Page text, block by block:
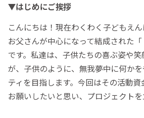
▼はじめにご挨拶
こんにちは！現在わくわく子どもえ
お父さんが中心になって結成された「
です。私達は、子供たちの喜ぶ姿や
が、子供のように、無我夢中に何か
ティを目指します。今回はその活動
お願いしたいと思い、プロジェクトを